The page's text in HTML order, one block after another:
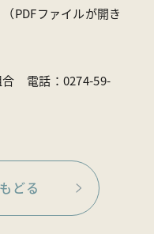
PDFファイルが開き
合 電話：0274-59-
どる